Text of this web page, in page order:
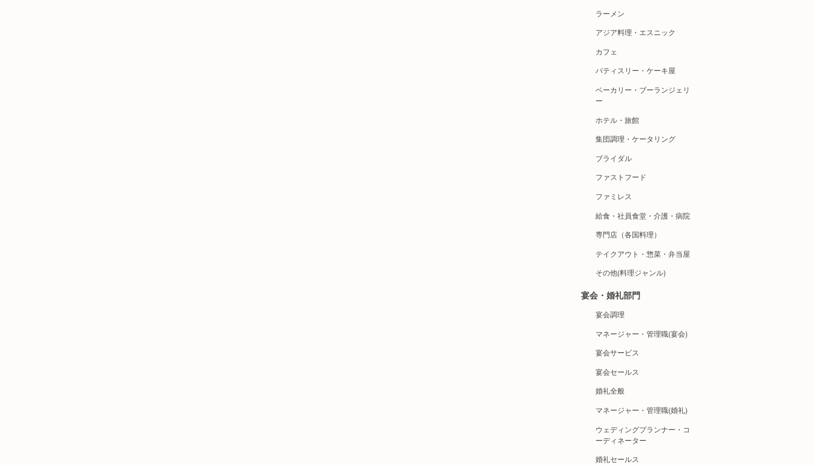
ラーメン
アジア料理・エスニック
カフェ
パティスリー・ケーキ屋
ベーカリー・ブーランジェリ
ー
ホテル・旅館
集団調理・ケータリング
ブライダル
ファストフード
ファミレス
給食・社員食堂・介護・病院
専門店（各国料理）
テイクアウト・惣菜・弁当屋
その他(料理ジャンル)
宴会・婚礼部門
宴会調理
マネージャー・管理職(宴会)
宴会サービス
宴会セールス
婚礼全般
マネージャー・管理職(婚礼)
ウェディングプランナー・コ
ーディネーター
婚礼セールス